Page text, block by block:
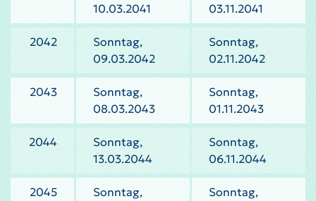
10.03.2041
03.11.2041
2042
Sonntag,
09.03.2042
Sonntag,
02.11.2042
2043
Sonntag,
08.03.2043
Sonntag,
01.11.2043
2044
Sonntag,
13.03.2044
Sonntag,
06.11.2044
2045
Sonntag,
Sonntag,